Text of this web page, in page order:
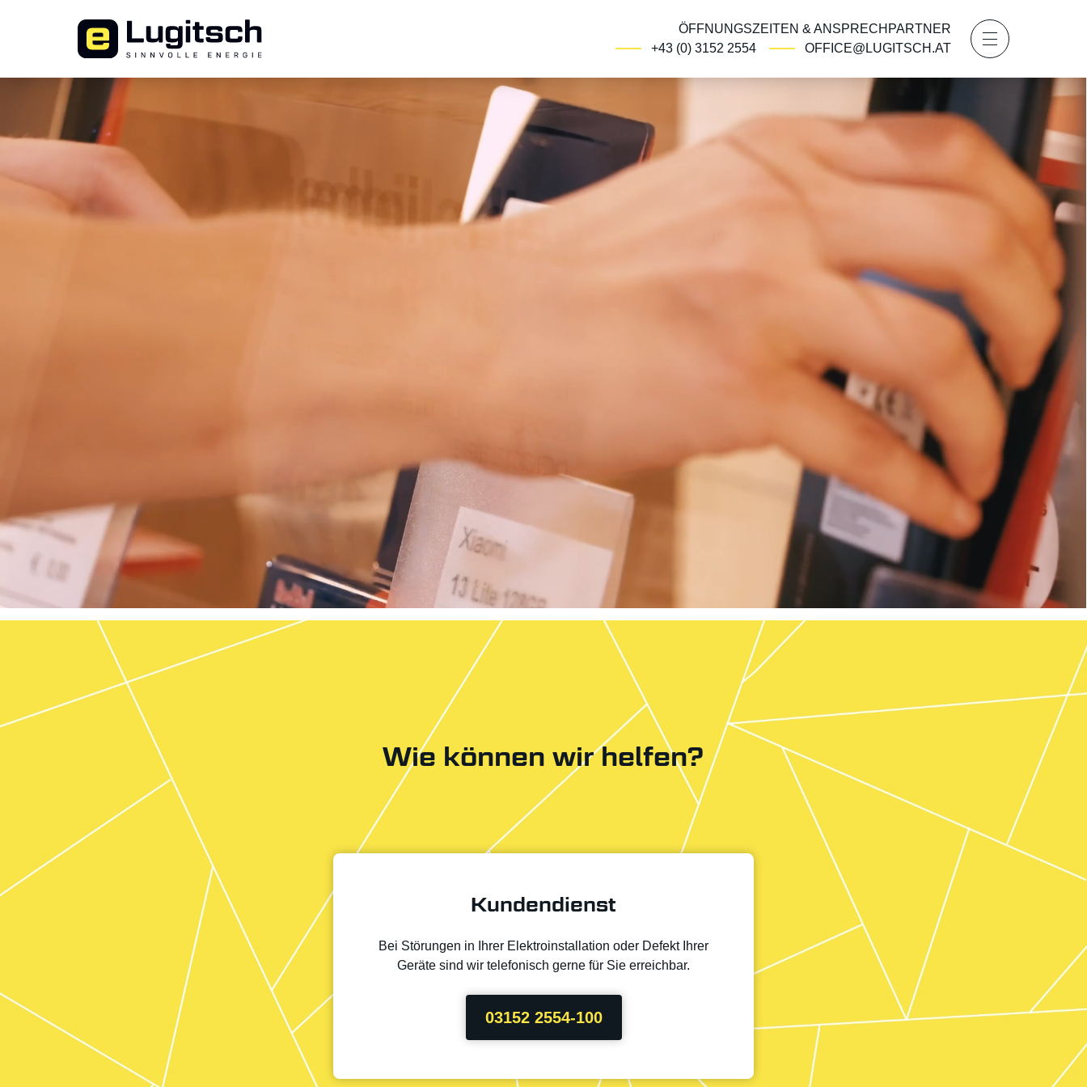
ÖFFNUNGSZEITEN & ANSPRECHPARTNER
+43 (0) 3152 2554
OFFICE@LUGITSCH.AT
Wie können wir helfen?
Kundendienst
Bei Störungen in Ihrer Elektroinstallation oder Defekt Ihrer
Geräte sind wir telefonisch gerne für Sie erreichbar.
03152 2554-100